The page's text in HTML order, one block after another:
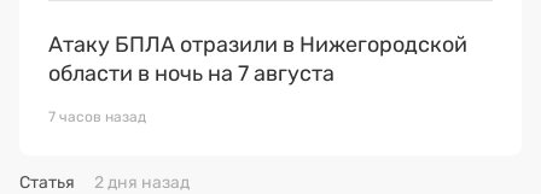
Атаку БПЛА отразили в Нижегородской
области в ночь на 7 августа
7 часов назад
Статья 2 дня назад